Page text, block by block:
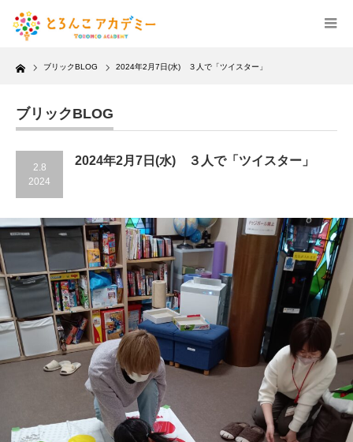
Home ブリックBLOG 2024年2月7日(水) ３人で「ツイスター」
ブリックBLOG
2.8
2024
2024年2月7日(水) ３人で「ツイスター」